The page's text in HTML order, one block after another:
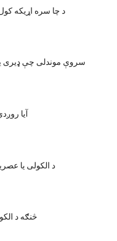
د چا سره اړیکه
سروې موندلی چې ډیری
آیا
د الکولی یا
څنګه د